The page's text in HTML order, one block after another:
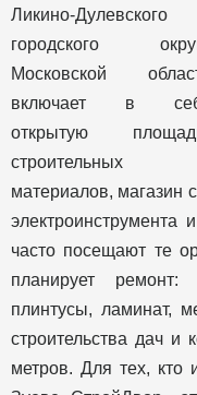
Ликино-Дулевского
городского
Московской
включает в
открытую
строительных
материалов, магазин
электроинструмента
часто посещают те
планирует
плинтусы, ламинат,
строительства дач и
метров. Для тех, кто